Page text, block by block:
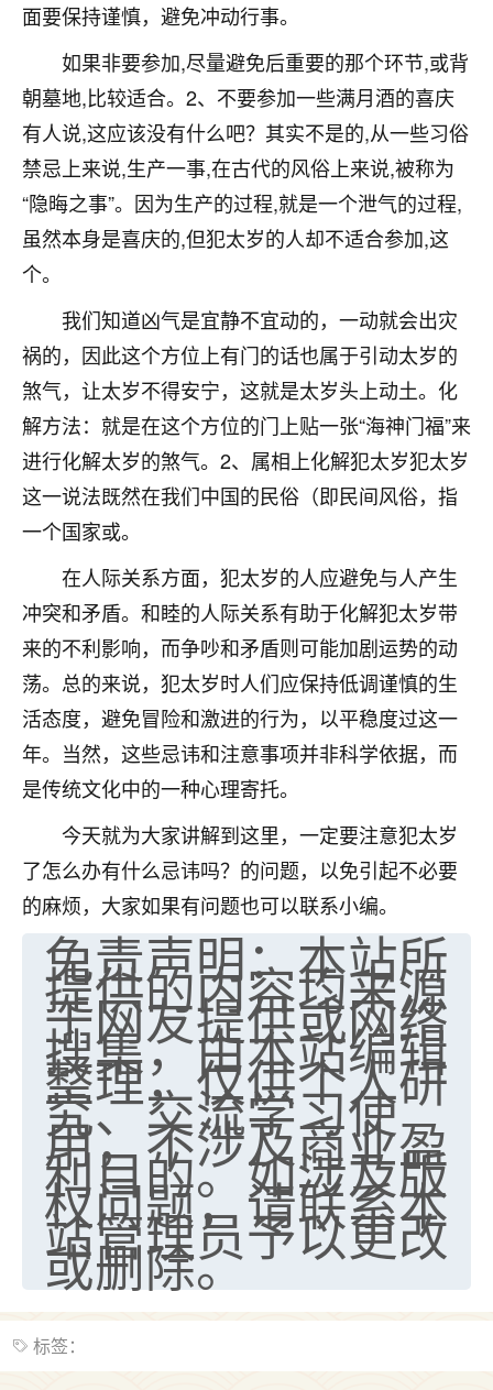
面要保持谨慎，避免冲动行事。
如果非要参加,尽量避免后重要的那个环节,或背
朝墓地,比较适合。2、不要参加一些满月酒的喜庆
有人说,这应该没有什么吧？其实不是的,从一些习俗
禁忌上来说,生产一事,在古代的风俗上来说,被称为
“隐晦之事”。因为生产的过程,就是一个泄气的过程,
虽然本身是喜庆的,但犯太岁的人却不适合参加,这
个。
我们知道凶气是宜静不宜动的，一动就会出灾
祸的，因此这个方位上有门的话也属于引动太岁的
煞气，让太岁不得安宁，这就是太岁头上动土。化
解方法：就是在这个方位的门上贴一张“海神门福”来
进行化解太岁的煞气。2、属相上化解犯太岁犯太岁
这一说法既然在我们中国的民俗（即民间风俗，指
一个国家或。
在人际关系方面，犯太岁的人应避免与人产生
冲突和矛盾。和睦的人际关系有助于化解犯太岁带
来的不利影响，而争吵和矛盾则可能加剧运势的动
荡。总的来说，犯太岁时人们应保持低调谨慎的生
活态度，避免冒险和激进的行为，以平稳度过这一
年。当然，这些忌讳和注意事项并非科学依据，而
是传统文化中的一种心理寄托。
今天就为大家讲解到这里，一定要注意犯太岁
了怎么办有什么忌讳吗？的问题，以免引起不必要
的麻烦，大家如果有问题也可以联系小编。
免责声明：本站所
提供的内容均来源
于网友提供或网络
搜集，由本站编辑
整理，仅供个人研
究、交流学习使
用，不涉及商业盈
利目的。如涉及版
权问题，请联系本
站管理员予以更改
或删除。
标签：
金白水清
我也想找老师看看，有没有人给个联系方式的啊？
鹿森：慧来老师微信：gjsy0624
1天前 来自江西 12
青春168
我也想要，我也想要！
Jessica李
老师做不做超度法事？我想给我奶奶做超度，她今年
刚去世了。
七零老顽童：我母亲前年离世，刚开始我经常
做梦梦见她，后来也是朋友介绍，找到慧来老
师，安排了超度法事，做梦再也没有梦到过
了，一开始是半信半疑的，图个心安，给亡母
超度，现在看来，人不信也不行。
2天前 来自云南 11
优秀的张同学
老师收徒吗？？我对这些很感兴趣
2天前 来自山西 15